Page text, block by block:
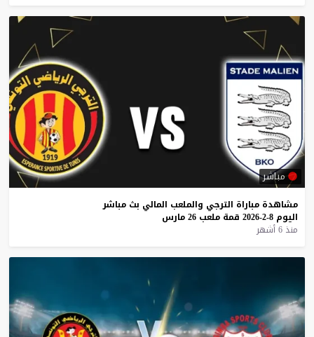
مباشر
مشاهدة مباراة الترجي والملعب المالي بث مباشر
اليوم 8-2-2026 قمة ملعب 26 مارس
منذ 6 أشهر